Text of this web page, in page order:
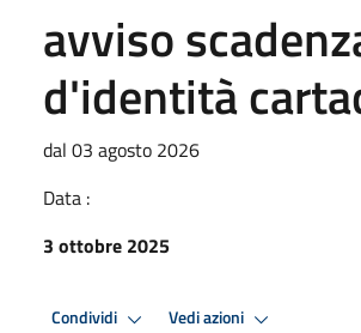
avviso
d'identità
dal 03 agosto 2026
Data :
3 ottobre 2025
Condividi Vedi azioni